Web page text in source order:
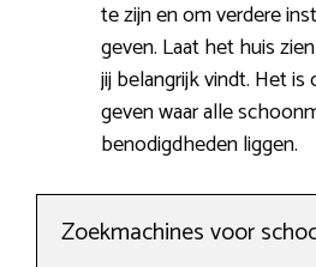
te zijn en om verdere
geven. Laat het huis
jij belangrijk vindt. Het
geven waar alle
benodigdheden liggen.
Zoekmachines voor